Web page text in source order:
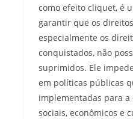
como efeito cliquet, é
garantir que os
especialmente os
conquistados, não
suprimidos. Ele
em políticas públicas
implementadas para
sociais, econômicos e